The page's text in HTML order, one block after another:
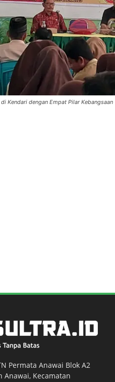
Kendari dengan Empat Pilar Kebangsaan
Permata Anawai Blok A2
Anawai, Kecamatan